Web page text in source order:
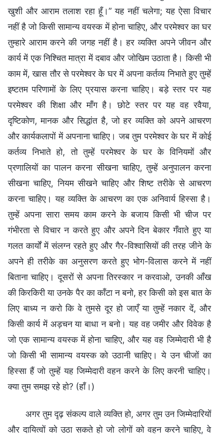
अगर तुम दृढ़ संकल्प वाले व्यक्ति हो, अगर तुम उन जिम्मेदारियों
और दायित्वों को उठा सकते हो जो लोगों को वहन करने चाहिए, वे